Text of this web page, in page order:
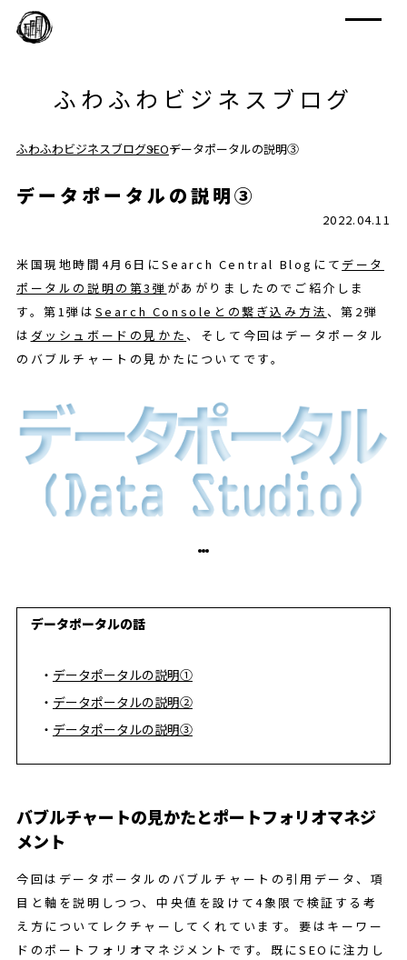
ふわふわビジネスブログ
ふわふわビジネスブログSEOデータポータルの説明③
データポータルの説明③
2022.04.11
米国現地時間4月6日にSearch Central Blogにて データ
ポータルの説明の第3弾 があがりましたのでご紹介しま
す。第1弾は Search Consoleとの繋ぎ込み方法 、第2弾
は ダッシュボードの見かた 、そして今回はデータポータル
のバブルチャートの見かたについてです。
データポータルの話
データポータルの説明①
データポータルの説明②
データポータルの説明③
バブルチャートの見かたとポートフォリオマネジ
メント
今回はデータポータルのバブルチャートの引用データ、項
目と軸を説明しつつ、中央値を設けて4象限で検証する考
え方についてレクチャーしてくれています。要はキーワー
ドのポートフォリオマネジメントです。既にSEOに注力し